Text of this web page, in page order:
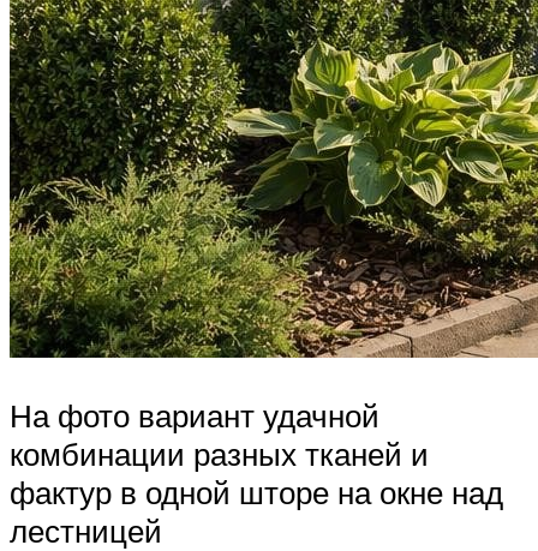
На фото вариант удачной
комбинации разных тканей и
фактур в одной шторе на окне над
лестницей